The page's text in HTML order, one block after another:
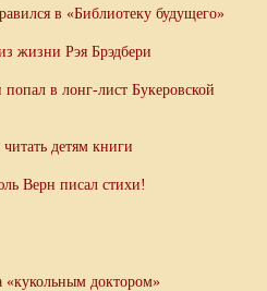
в «Библиотеку будущего»
жизни Рэя Брэдбери
в лонг-лист Букеровской
детям книги
Верн писал стихи!
«кукольным доктором»